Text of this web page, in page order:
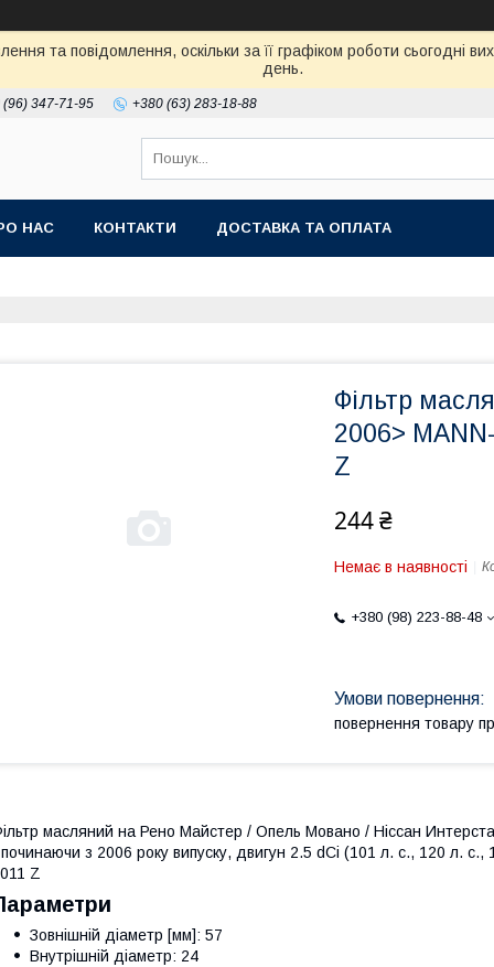
та повідомлення, оскільки за її графіком роботи сьогодні
день.
(96) 347-71-95 +380 (63) 283-18-88
НАС КОНТАКТИ ДОСТАВКА ТА ОПЛАТА
Фільтр
2006>
Z
244 ₴
Немає в наявності
+380 (98) 223-88-48
повернення товару
масляний на Рено Майстер / Опель Мовано / Ніссан
з 2006 року випуску, двигун 2.5 dCi (101 л. с., 120 л.
Z
Зовнішній діаметр [мм]: 57
Внутрішній діаметр: 24